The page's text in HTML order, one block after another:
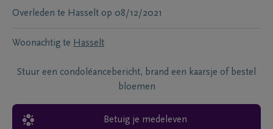
Overleden te Hasselt op 08/12/2021
Woonachtig te Hasselt
Stuur een condoléancebericht, brand een kaarsje of bestel
bloemen
Betuig je medeleven